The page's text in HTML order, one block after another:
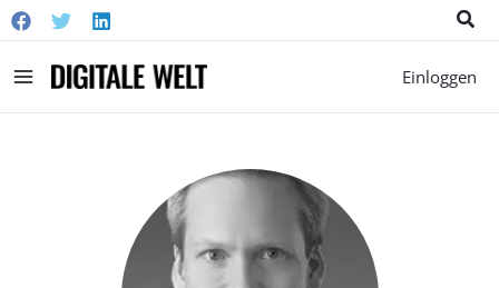
Main
Einloggen